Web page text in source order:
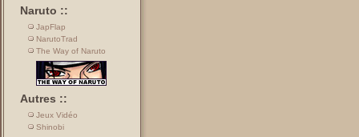
Naruto ::
JapFlap
NarutoTrad
The Way of Naruto
Autres ::
Jeux Vidéo
Shinobi